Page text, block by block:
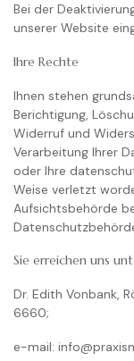
Bei der
unserer Website
Ihre Rechte
Ihnen stehen
Berichtigung,
Widerruf und
Verarbeitung Ihrer
oder Ihre
Weise verletzt
Aufsichtsbehörde
Sie erreichen uns
Dr. Edith Vonbank,
6660;
e-mail: